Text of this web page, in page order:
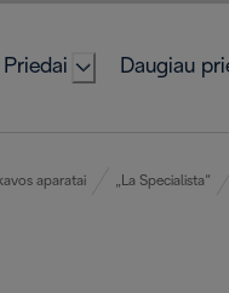
Priedai Daugiau
aparatai „La Specialista“